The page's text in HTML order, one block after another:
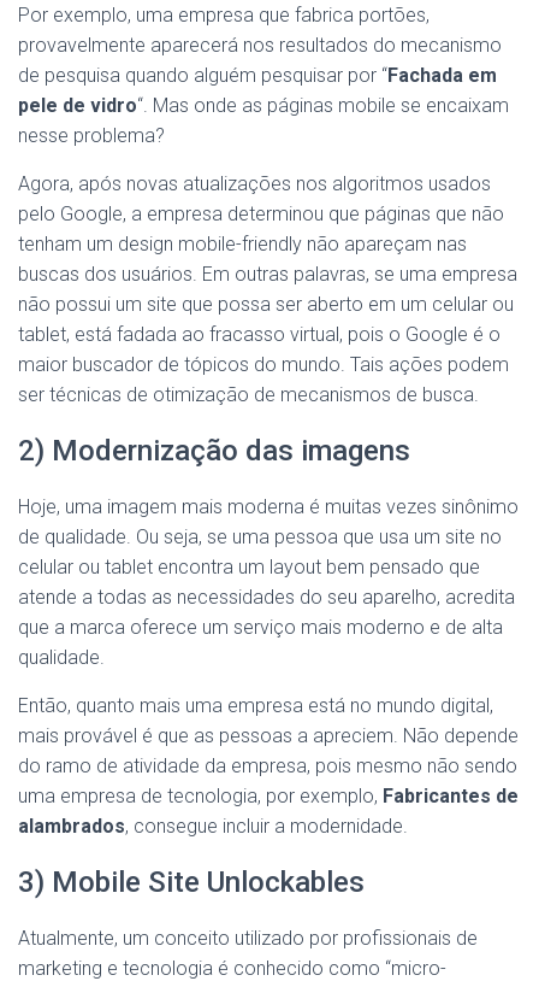
Por exemplo, uma empresa que fabrica portões,
provavelmente aparecerá nos resultados do mecanismo
de pesquisa quando alguém pesquisar por “Fachada em
pele de vidro“. Mas onde as páginas mobile se encaixam
nesse problema?
Agora, após novas atualizações nos algoritmos usados ​​
pelo Google, a empresa determinou que páginas que não
tenham um design mobile-friendly não apareçam nas
buscas dos usuários. Em outras palavras, se uma empresa
não possui um site que possa ser aberto em um celular ou
tablet, está fadada ao fracasso virtual, pois o Google é o
maior buscador de tópicos do mundo. Tais ações podem
ser técnicas de otimização de mecanismos de busca.
2) Modernização das imagens
Hoje, uma imagem mais moderna é muitas vezes sinônimo
de qualidade. Ou seja, se uma pessoa que usa um site no
celular ou tablet encontra um layout bem pensado que
atende a todas as necessidades do seu aparelho, acredita
que a marca oferece um serviço mais moderno e de alta
qualidade.
Então, quanto mais uma empresa está no mundo digital,
mais provável é que as pessoas a apreciem. Não depende
do ramo de atividade da empresa, pois mesmo não sendo
uma empresa de tecnologia, por exemplo, Fabricantes de
alambrados, consegue incluir a modernidade.
3) Mobile Site Unlockables
Atualmente, um conceito utilizado por profissionais de
marketing e tecnologia é conhecido como “micro-